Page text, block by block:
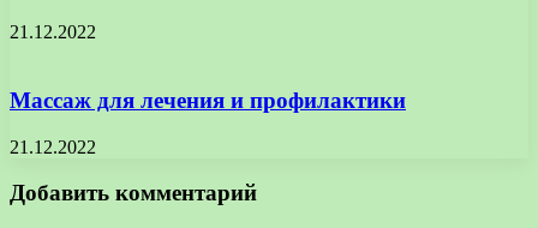
21.12.2022
Массаж для лечения и профилактики
21.12.2022
Добавить комментарий